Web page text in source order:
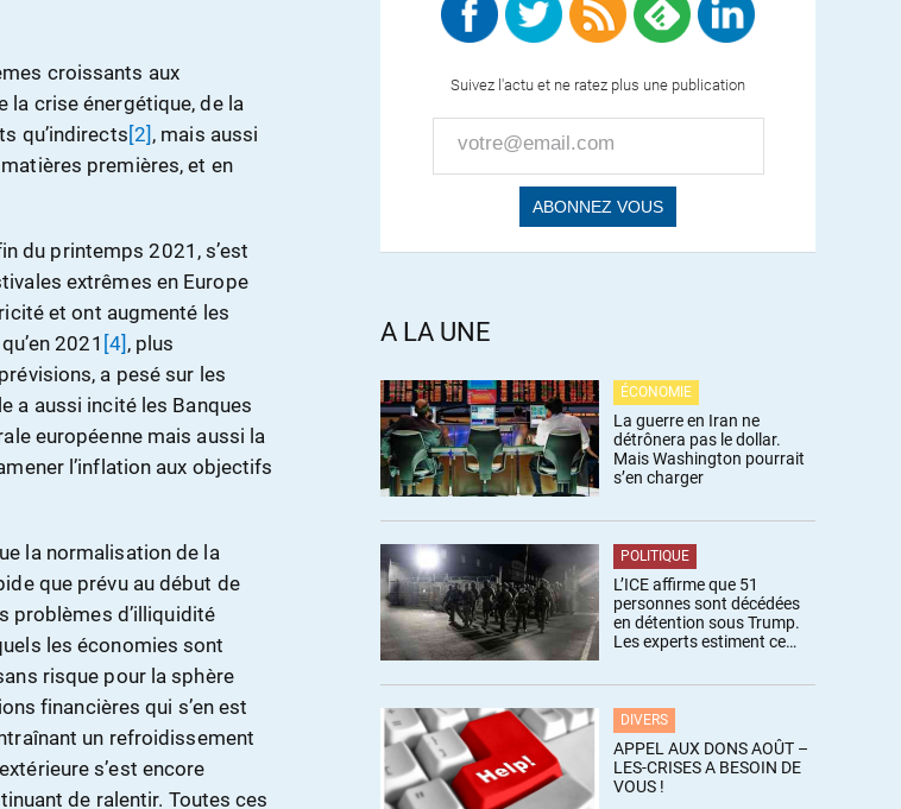
croissants aux
la crise énergétique, de la
qu’indirects [2] , mais aussi
premières, et en
du printemps 2021, s’est
extrêmes en Europe
et ont augmenté les
2021 [4] , plus
a pesé sur les
a aussi incité les Banques
européenne mais aussi la
l’inflation aux objectifs
la normalisation de la
que prévu au début de
problèmes d’illiquidité
les économies sont
risque pour la sphère
financières qui s’en est
un refroidissement
s’est encore
de ralentir. Toutes ces
Suivez l'actu et ne ratez plus une publication
A LA UNE
ÉCONOMIE
La guerre en Iran ne
détrônera pas le dollar.
Mais Washington pourrait
s’en charger
POLITIQUE
L’ICE affirme que 51
personnes sont décédées
en détention sous Trump.
Les experts estiment ce
DIVERS
APPEL AUX DONS AOÛT –
LES-CRISES A BESOIN DE
VOUS !